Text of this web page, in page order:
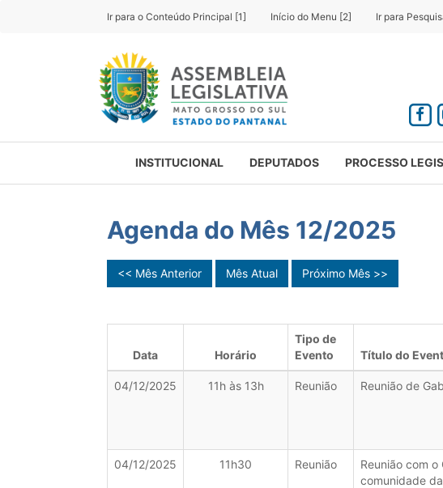
Ir para o Conteúdo Principal [1] Início do Menu [2] Ir para
INSTITUCIONAL DEPUTADOS PROCESSO
Agenda do Mês 12/2025
<< Mês Anterior Mês Atual Próximo Mês >>
Data Horário
Tipo de
Evento
Título do
04/12/2025 11h às 13h Reunião Reunião de
04/12/2025 11h30 Reunião
Reunião com
comunidade